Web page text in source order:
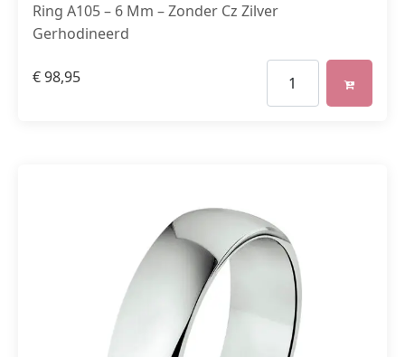
Ring A105 – 6 Mm – Zonder Cz Zilver
Gerhodineerd
€98,95